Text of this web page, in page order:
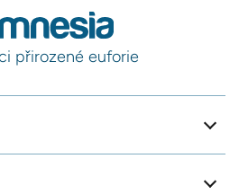
přirozené euforie